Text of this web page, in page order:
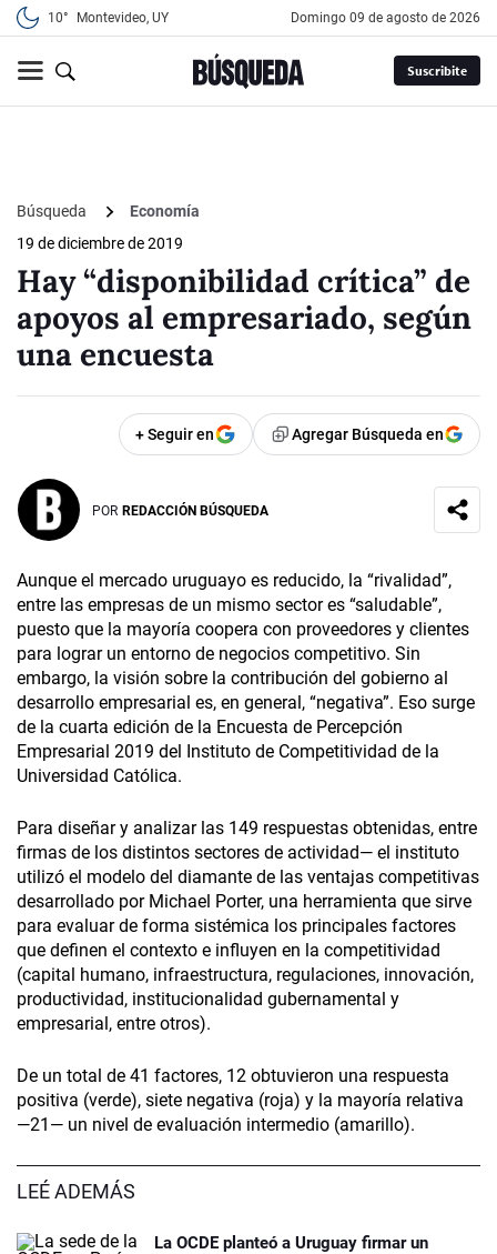
10° Montevideo, UY domingo 09 de agosto de 2026
Suscribite
Búsqueda
Economía
19 de diciembre de 2019
Hay “disponibilidad crítica” de
apoyos al empresariado, según
una encuesta
+ Seguir en Agregar Búsqueda en
POR REDACCIÓN BÚSQUEDA
Aunque el mercado uruguayo es reducido, la “rivalidad”,
entre las empresas de un mismo sector es “saludable”,
puesto que la mayoría coopera con proveedores y clientes
para lograr un entorno de negocios competitivo. Sin
embargo, la visión sobre la contribución del gobierno al
desarrollo empresarial es, en general, “negativa”. Eso surge
de la cuarta edición de la Encuesta de Percepción
Empresarial 2019 del Instituto de Competitividad de la
Universidad Católica.
Para diseñar y analizar las 149 respuestas obtenidas, entre
firmas de los distintos sectores de actividad— el instituto
utilizó el modelo del diamante de las ventajas competitivas
desarrollado por Michael Porter, una herramienta que sirve
para evaluar de forma sistémica los principales factores
que definen el contexto e influyen en la competitividad
(capital humano, infraestructura, regulaciones, innovación,
productividad, institucionalidad gubernamental y
empresarial, entre otros).
De un total de 41 factores, 12 obtuvieron una respuesta
positiva (verde), siete negativa (roja) y la mayoría relativa
—21— un nivel de evaluación intermedio (amarillo).
LEÉ ADEMÁS
La OCDE planteó a Uruguay firmar un